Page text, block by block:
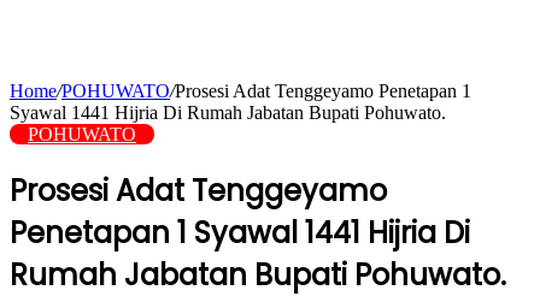
Home/POHUWATO/Prosesi Adat Tenggeyamo Penetapan 1
Syawal 1441 Hijria Di Rumah Jabatan Bupati Pohuwato.
POHUWATO
Prosesi Adat Tenggeyamo
Penetapan 1 Syawal 1441 Hijria Di
Rumah Jabatan Bupati Pohuwato.